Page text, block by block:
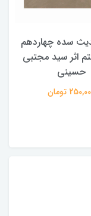
کتاب آفاق
الامامه (2 جلدی)